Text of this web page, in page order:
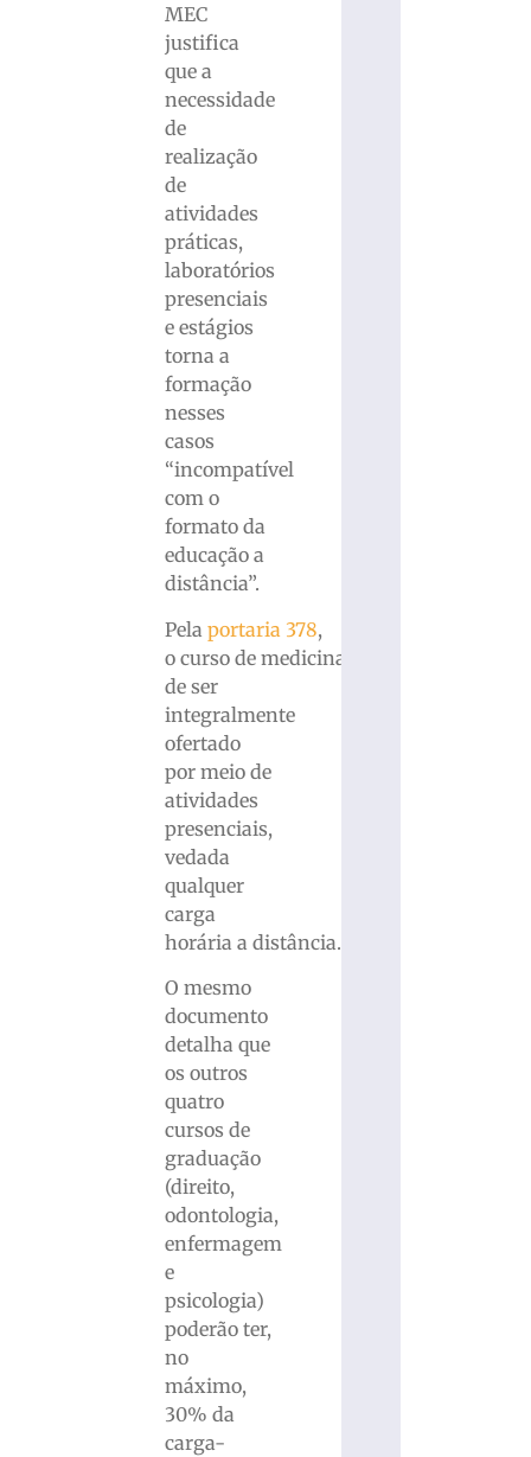
MEC
justifica
que a
necessidade
de
realização
de
atividades
práticas,
laboratórios
presenciais
e estágios
torna a
formação
nesses
casos
“incompatível
com o
formato da
educação a
distância”.
Pela portaria 378,
o curso de medicina terá
de ser
integralmente
ofertado
por meio de
atividades
presenciais,
vedada
qualquer
carga
horária a distância.
O mesmo
documento
detalha que
os outros
quatro
cursos de
graduação
(direito,
odontologia,
enfermagem
e
psicologia)
poderão ter,
no
máximo,
30% da
carga-